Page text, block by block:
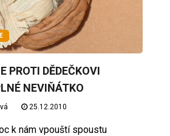
PROTI DĚDEČKOVI
NEVIŇÁTKO
25.12.2010
k nám vpouští spoustu